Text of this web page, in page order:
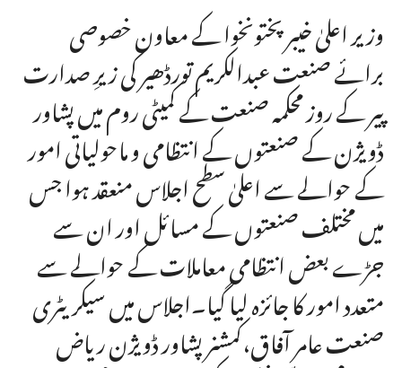
وزیر اعلیٰ خیبر پختونخوا کے معاون خصوصی
برائے صنعت عبدالکریم تورڈھیر کی زیرِ صدارت
پیر کے روز محکمہ صنعت کے کمیٹی روم میں پشاور
ڈویژن کے صنعتوں کے انتظامی و ماحولیاتی امور
کے حوالے سے اعلیٰ سطح اجلاس منعقد ہوا جس
میں مختلف صنعتوں کے مسائل اور ان سے
جڑے بعض انتظامی معاملات کے حوالے سے
متعدد امور کا جائزہ لیا گیا۔اجلاس میں سیکریٹری
صنعت عامر آفاق،کمشنر پشاور ڈویژن ریاض